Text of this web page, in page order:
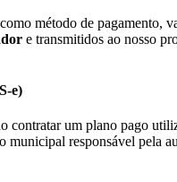
método de
e transmitidos ao nosso
e)
contratar um plano pago
municipal responsável